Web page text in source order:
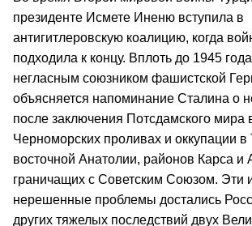
президенте Исмете Иненю вступила в
антигитлеровскую коалицию, когда
подходила к концу. Вплоть до 1945
негласным союзником фашистской
объясняется напоминание Сталина о
после заключения Потсдамского мира
Черноморских проливах и оккупации
восточной Анатолии, районов Карса и
граничащих с Советским Союзом. Эти
нерешенные проблемы достались
других тяжелых последствий двух